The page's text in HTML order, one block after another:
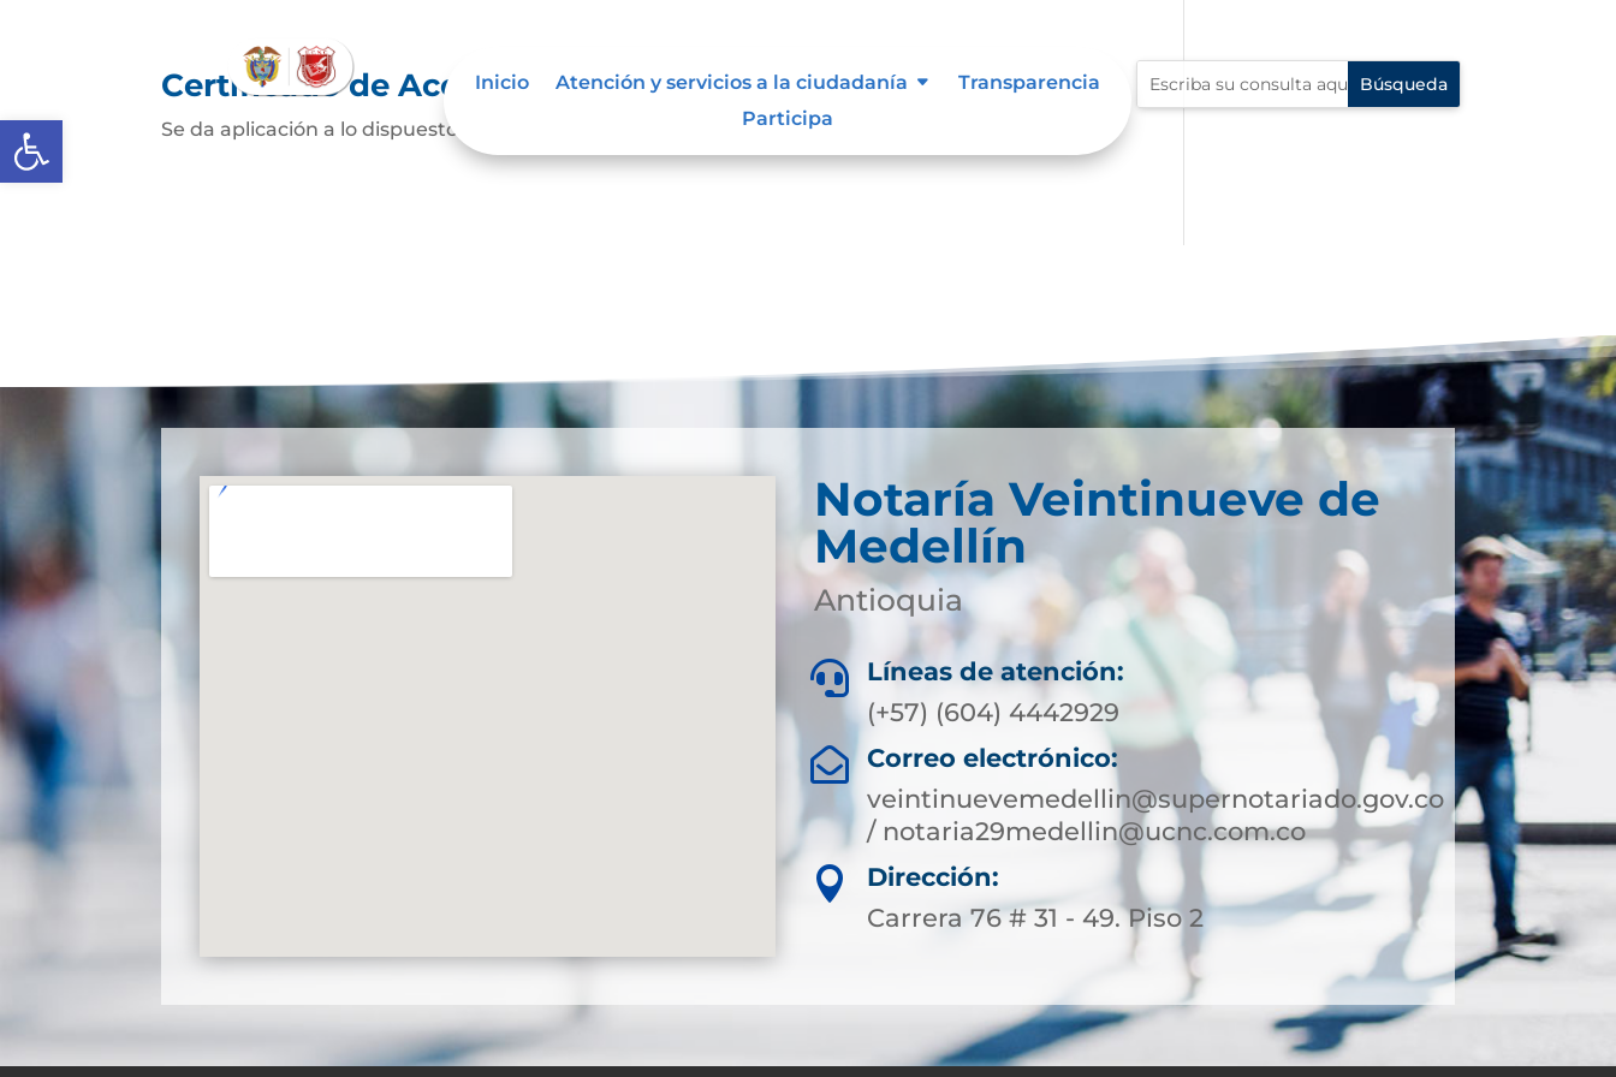
Abrir barra de herramientas
Inicio Atención y servicios a la ciudadanía
Transparencia
Participa
Certificado de Accesibilidad
Se da aplicación a lo dispuesto en el 8 de la Ley 1712 de 2014, criterio de accesibilidad diferencia.
Notaría Veintinueve de
Medellín
Antioquia

Líneas de atención:
(+57) (604) 4442929

Correo electrónico:
veintinuevemedellin@supernotariado.gov.co
/ notaria29medellin@ucnc.com.co

Dirección:
Carrera 76 # 31 - 49. Piso 2